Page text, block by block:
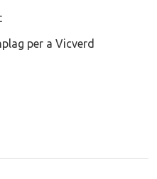
per a Vicverd